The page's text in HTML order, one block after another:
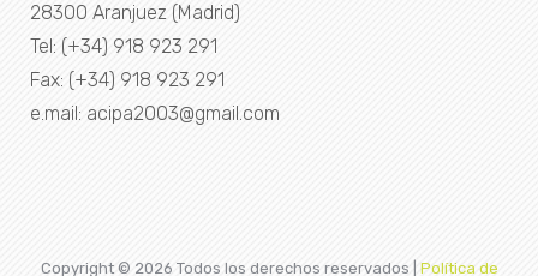
28300 Aranjuez (Madrid)
Tel: (+34) 918 923 291
Fax: (+34) 918 923 291
e.mail: acipa2003@gmail.com
Copyright © 2026 Todos los derechos reservados | Política de